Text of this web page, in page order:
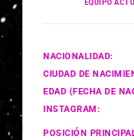
EQUIPO
NACIONALIDAD:
CIUDAD DE
EDAD (FECHA DE
INSTAGRAM:
POSICIÓN